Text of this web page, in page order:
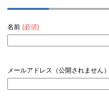
名前 (必須)
メールアドレス（公開されません）